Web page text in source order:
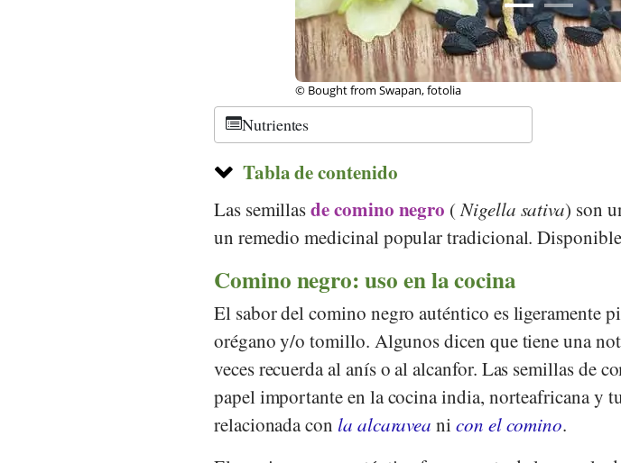
© CC0
Nutrientes
Tabla de contenido
Las semillasde comino negro (Nigella sativa) son
un remedio medicinal popular tradicional. Disponible
Comino negro: uso en la cocina
El sabor del comino negro auténtico es ligeramente
orégano y/o tomillo. Algunos dicen que tiene una
veces recuerda al anís o al alcanfor. Las semillas de
papel importante en la cocina india, norteafricana y
relacionada con la alcaravea ni con el comino.